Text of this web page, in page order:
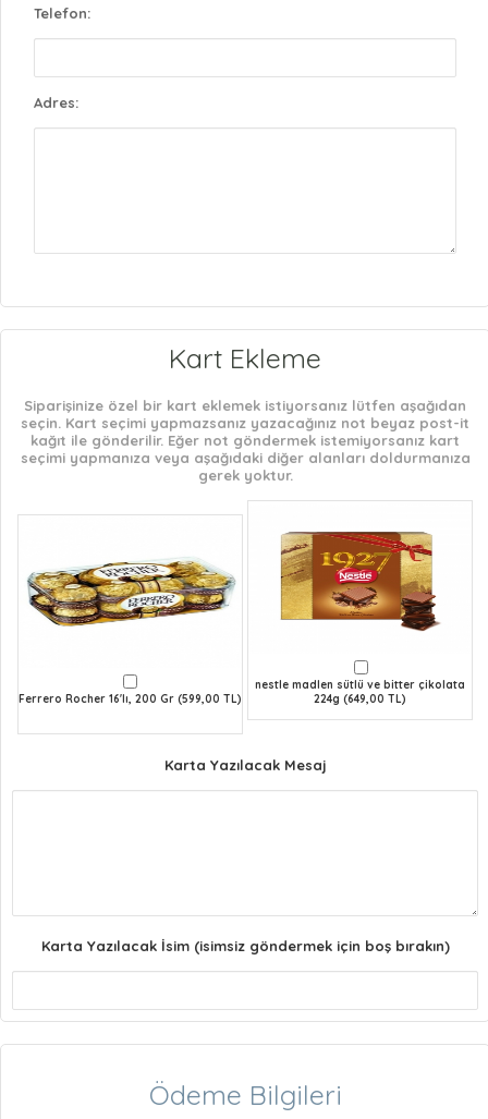
Telefon:
Adres:
Kart Ekleme
Siparişinize özel bir kart eklemek istiyorsanız lütfen aşağıdan
seçin. Kart seçimi yapmazsanız yazacağınız not beyaz post-it
kağıt ile gönderilir. Eğer not göndermek istemiyorsanız kart
seçimi yapmanıza veya aşağıdaki diğer alanları doldurmanıza
gerek yoktur.
Ferrero Rocher 16'lı, 200 Gr (599,00 TL)
nestle madlen sütlü ve bitter çikolata
224g (649,00 TL)
Karta Yazılacak Mesaj
Karta Yazılacak İsim (isimsiz göndermek için boş bırakın)
Ödeme Bilgileri